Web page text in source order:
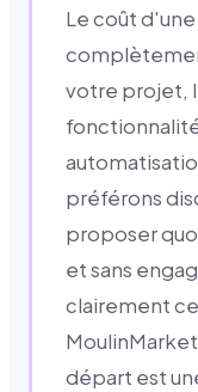
Le coût
votre projet,
préférons
proposer
et sans
clairement
départ est